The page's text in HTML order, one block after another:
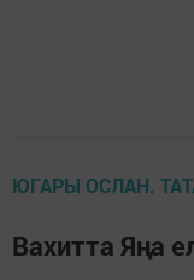
ЮГАРЫ ОСЛАН.
Вахитта Яңа